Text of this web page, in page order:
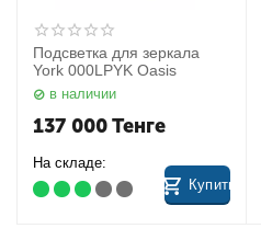
Подсветка для зеркала
York 000LPYK Oasis
в наличии
137 000Тенге
На складе:
Купить